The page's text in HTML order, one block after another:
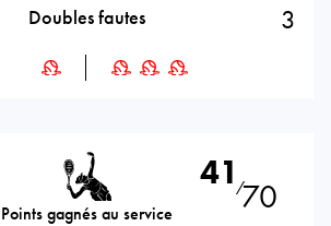
Doubles fautes 3
Points gagnés au service
41 ⁄70